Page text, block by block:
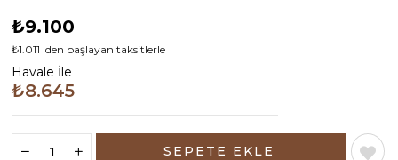
₺9.100
₺1.011 'den başlayan taksitlerle
Havale İle
₺8.645